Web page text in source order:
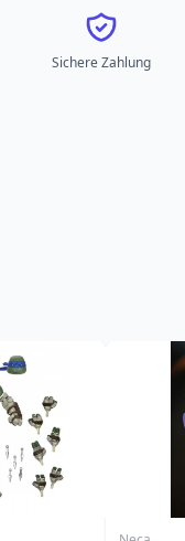
Sichere Zahlung